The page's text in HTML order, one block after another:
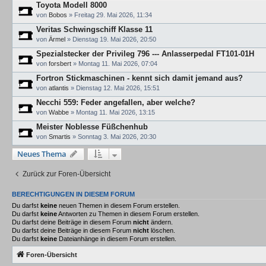
Toyota Modell 8000
von Bobos » Freitag 29. Mai 2026, 11:34
Veritas Schwingschiff Klasse 11
von Ärmel » Dienstag 19. Mai 2026, 20:50
Spezialstecker der Privileg 796 --- Anlasserpedal FT101-01H
von forsbert » Montag 11. Mai 2026, 07:04
Fortron Stickmaschinen - kennt sich damit jemand aus?
von atlantis » Dienstag 12. Mai 2026, 15:51
Necchi 559: Feder angefallen, aber welche?
von Wabbe » Montag 11. Mai 2026, 13:15
Meister Noblesse Füßchenhub
von Smartis » Sonntag 3. Mai 2026, 20:30
Neues Thema
Zurück zur Foren-Übersicht
BERECHTIGUNGEN IN DIESEM FORUM
Du darfst keine neuen Themen in diesem Forum erstellen.
Du darfst keineAntworten zu Themen in diesem Forum erstellen.
Du darfst deine Beiträge in diesem Forum nicht ändern.
Du darfst deine Beiträge in diesem Forum nicht löschen.
Du darfst keine Dateianhänge in diesem Forum erstellen.
Foren-Übersicht